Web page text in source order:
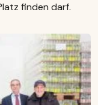
finden darf.